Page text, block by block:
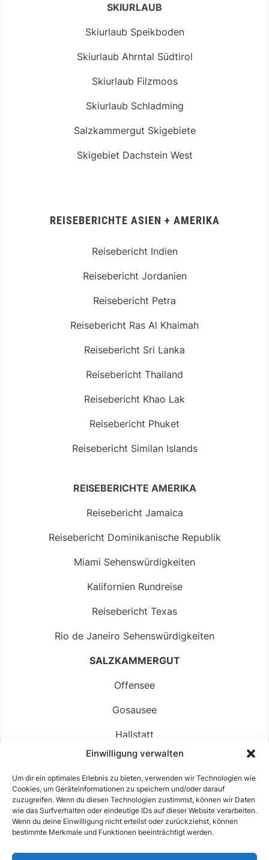
Einwilligung verwalten
Um dir ein optimales Erlebnis zu bieten, verwenden wir Technologien wie
Cookies, um Geräteinformationen zu speichern und/oder darauf
zuzugreifen. Wenn du diesen Technologien zustimmst, können wir Daten
wie das Surfverhalten oder eindeutige IDs auf dieser Website verarbeiten.
Wenn du deine Einwilligung nicht erteilst oder zurückziehst, können
bestimmte Merkmale und Funktionen beeinträchtigt werden.
SKIURLAUB
Skiurlaub Speikboden
Skiurlaub Ahrntal Südtirol
Skiurlaub Filzmoos
Skiurlaub Schladming
Salzkammergut Skigebiete
Skigebiet Dachstein West
REISEBERICHTE ASIEN + AMERIKA
Reisebericht Indien
Reisebericht Jordanien
Reisebericht Petra
Reisebericht Ras Al Khaimah
Reisebericht Sri Lanka
Reisebericht Thailand
Reisebericht Khao Lak
Reisebericht Phuket
Reisebericht Similan Islands
REISEBERICHTE AMERIKA
Reisebericht Jamaica
Reisebericht Dominikanische Republik
Miami Sehenswürdigkeiten
Kalifornien Rundreise
Reisebericht Texas
Rio de Janeiro Sehenswürdigkeiten
SALZKAMMERGUT
Offensee
Gosausee
Hallstatt
Langbathsee
Altausseer See
Hintersee